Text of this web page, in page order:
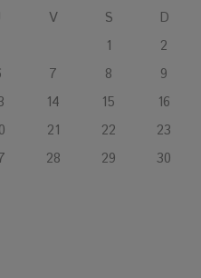
: Rumilly interroge
!
la bourgeoisie, la violence
V S
D
1
2
7 8
9
14 15
16
21 22
23
28 29
30